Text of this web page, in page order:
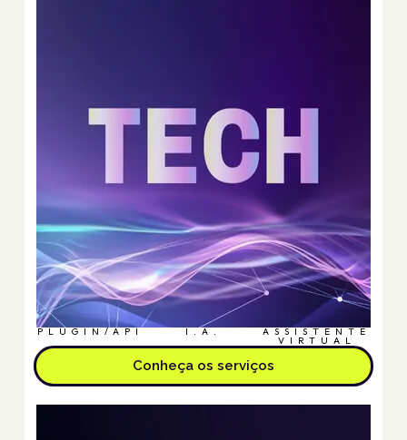
PLUGIN/API I.A. ASSISTENTE
VIRTUAL
Conheça os serviços